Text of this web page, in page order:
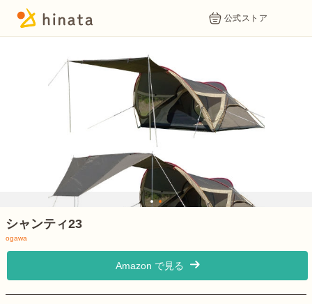
公式ストア
1 2
シャンティ23
ogawa
Amazon で見る